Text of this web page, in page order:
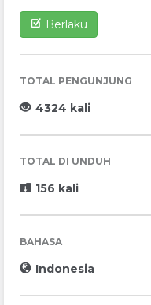
Berlaku
TOTAL PENGUNJUNG
4324 kali
TOTAL DI UNDUH
156 kali
BAHASA
Indonesia